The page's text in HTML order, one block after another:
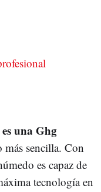
una Ghg
más sencilla. Con
es capaz de
tecnología en